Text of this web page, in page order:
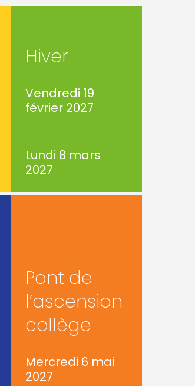
Hiver
Vendredi 19
février 2027
Lundi 8 mars
2027
Pont de
l’ascension
collège
Mercredi 6 mai
2027